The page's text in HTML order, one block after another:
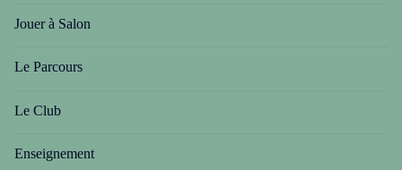
Jouer à Salon
Le Parcours
Le Club
Enseignement